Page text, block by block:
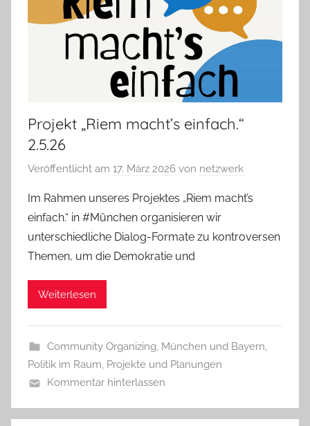
Projekt „Riem macht’s einfach.“
2.5.26
Veröffentlicht am 17. März 2026 von netzwerk
Im Rahmen unseres Projektes „Riem macht’s
einfach.“ in #München organisieren wir
unterschiedliche Dialog-Formate zu kontroversen
Themen, um die Demokratie und
Weiterlesen
Community Organizing, München und Bayern,
Politik im Raum, Projekte und Planungen
Kommentar hinterlassen